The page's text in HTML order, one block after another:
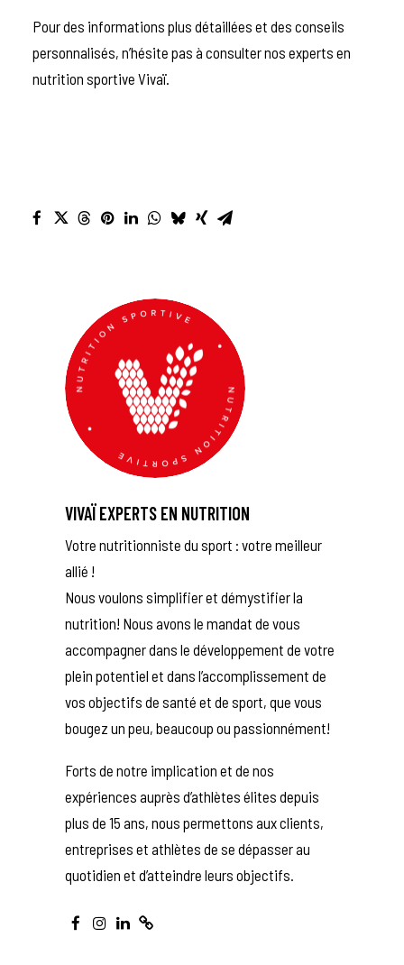
Pour des informations plus détaillées et des conseils
personnalisés, n’hésite pas à consulter nos experts en
nutrition sportive Vivaï.
VIVAÏ EXPERTS EN NUTRITION
Votre nutritionniste du sport : votre meilleur
allié !
Nous voulons simplifier et démystifier la
nutrition! Nous avons le mandat de vous
accompagner dans le développement de votre
plein potentiel et dans l’accomplissement de
vos objectifs de santé et de sport, que vous
bougez un peu, beaucoup ou passionnément!
Forts de notre implication et de nos
expériences auprès d’athlètes élites depuis
plus de 15 ans, nous permettons aux clients,
entreprises et athlètes de se dépasser au
quotidien et d’atteindre leurs objectifs.